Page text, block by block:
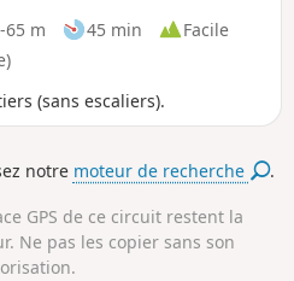
-65 m 45 min
Facile
(sans escaliers).
notre moteur de recherche .
GPS de ce circuit restent la
Ne pas les copier sans son